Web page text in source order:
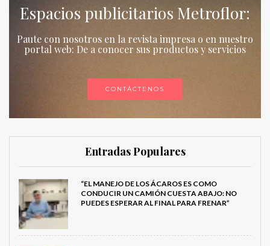
Espacios publicitarios Metroflor:
Paute con nosotros en la revista impresa o en nuestro
portal web: De a conocer sus productos y servicios
CONTÁCTENOS
Entradas Populares
“EL MANEJO DE LOS ÁCAROS ES COMO
CONDUCIR UN CAMIÓN CUESTA ABAJO: NO
PUEDES ESPERAR AL FINAL PARA FRENAR”